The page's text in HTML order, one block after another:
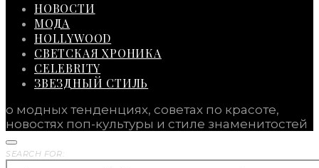
НОВОСТИ
МОДА
HOLLYWOOD
СВЕТСКАЯ ХРОНИКА
CELEBRITY
ЗВЕЗДНЫЙ СТИЛЬ
о модных тенденциях, советах по красоте,
новостях поп-культуры и стиле знаменитостей
SEARCH FOR: